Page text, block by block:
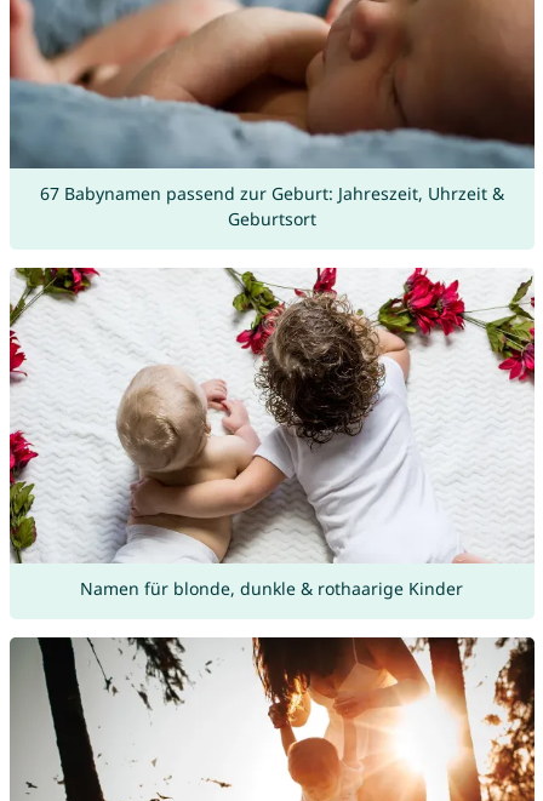
67 Babynamen passend zur Geburt: Jahreszeit, Uhrzeit &
Geburtsort
Namen für blonde, dunkle & rothaarige Kinder